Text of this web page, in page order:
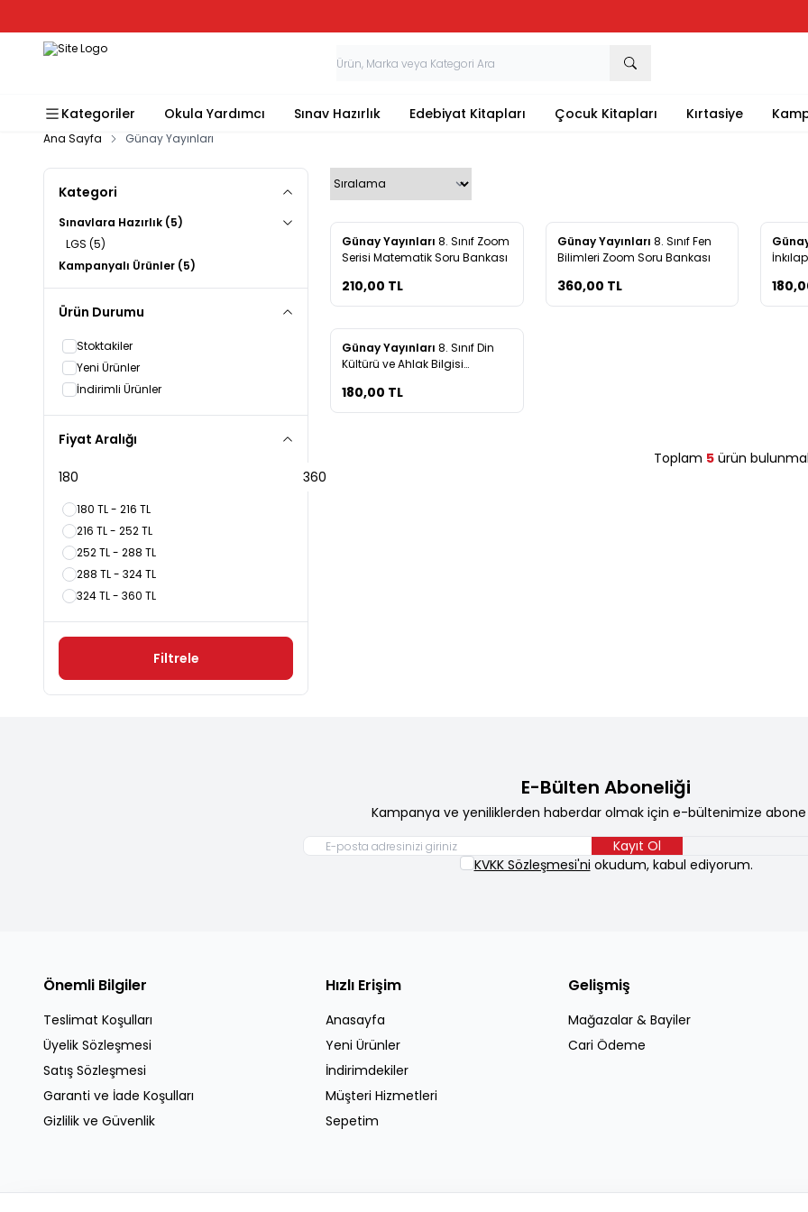
Kategoriler Okula Yardımcı Sınav Hazırlık Edebiyat Kitapları Çocuk Kitapları Kırtasiye
Ana Sayfa Günay Yayınları
Kategori
Sınavlara Hazırlık (5)
LGS (5)
Kampanyalı Ürünler (5)
Ürün Durumu
Stoktakiler
Yeni Ürünler
İndirimli Ürünler
Fiyat Aralığı
180 TL - 216 TL
216 TL - 252 TL
252 TL - 288 TL
288 TL - 324 TL
324 TL - 360 TL
Filtrele
Yeni
Favorilere Ekle
Günay Yayınları 8. Sınıf Zoom
Serisi Matematik Soru Bankası
210,00 TL
Yeni
Favorilere Ekle
Günay Yayınları 8. Sınıf Fen
Bilimleri Zoom Soru Bankası
360,00 TL
Yeni
Yeni
Favorilere Ekle
Günay Yayınları 8. Sınıf Din
Kültürü ve Ahlak Bilgisi
Denemeleri
180,00 TL
Toplam 5 ürün
E-Bülten Aboneliği
Kampanya ve yeniliklerden haberdar olmak için e-bültenimize
Kayıt Ol
KVKK Sözleşmesi'ni okudum, kabul ediyorum.
Önemli Bilgiler
Teslimat Koşulları
Üyelik Sözleşmesi
Satış Sözleşmesi
Garanti ve İade Koşulları
Gizlilik ve Güvenlik
Hızlı Erişim
Anasayfa
Yeni Ürünler
İndirimdekiler
Müşteri Hizmetleri
Sepetim
Gelişmiş
Mağazalar & Bayiler
Cari Ödeme